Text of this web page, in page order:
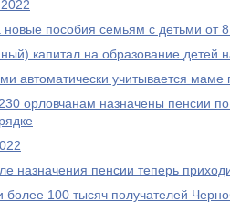
пособия семьям с детьми от
капитал на образование детей
автоматически учитывается
орловчанам назначены пенсии
назначения пенсии теперь
более 100 тысяч получателей